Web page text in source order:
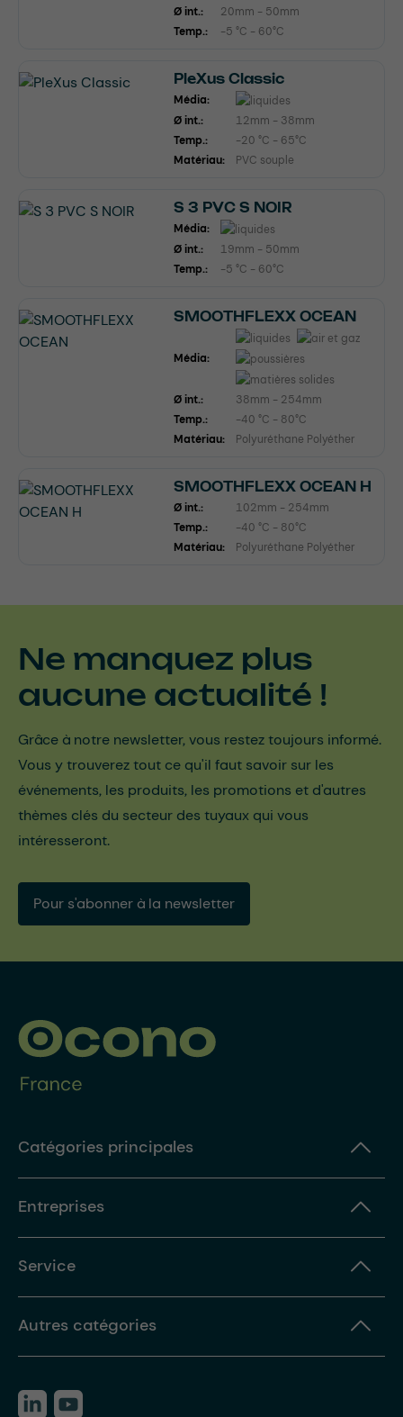
Ø int.:
20mm - 50mm
Temp.:
-5 °C - 60°C
PleXus Classic
Média:
Ø int.:
12mm - 38mm
Temp.:
-20 °C - 65°C
Matériau:
PVC souple
S 3 PVC S NOIR
Média:
Ø int.:
19mm - 50mm
Temp.:
-5 °C - 60°C
SMOOTHFLEXX OCEAN
Média:
Ø int.:
38mm - 254mm
Temp.:
-40 °C - 80°C
Matériau:
Polyuréthane Polyéther
SMOOTHFLEXX OCEAN H
Ø int.:
102mm - 254mm
Temp.:
-40 °C - 80°C
Matériau:
Polyuréthane Polyéther
Ne manquez plus
aucune actualité !
Grâce à notre newsletter, vous restez toujours informé.
Vous y trouverez tout ce qu'il faut savoir sur les
événements, les produits, les promotions et d'autres
thèmes clés du secteur des tuyaux qui vous
intéresseront.
Pour s'abonner à la newsletter
Catégories principales
Entreprises
Service
Autres catégories